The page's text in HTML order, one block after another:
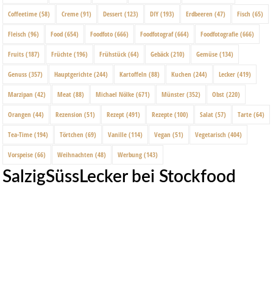
Coffeetime (58) Creme (91) Dessert (123) DIY (193) Erdbeeren (47) Fisch (65)
Fleisch (96) Food (654) Foodfoto (666) Foodfotograf(664) Foodfotografie (666)
Fruits (187) Früchte (196) Frühstück (64) Gebäck (210) Gemüse (134)
Genuss (357) Hauptgerichte (244) Kartoffeln (88) Kuchen (244) Lecker (419)
Marzipan (42) Meat (88) Michael Nölke (671) Münster (352) Obst (220)
Orangen (44) Rezension (51) Rezept (491) Rezepte (100) Salat (57) Tarte (64)
Tea-Time (194) Törtchen (69) Vanille (114) Vegan (51) Vegetarisch (404)
Vorspeise (66) Weihnachten (48) Werbung (143)
SalzigSüssLecker bei Stockfood